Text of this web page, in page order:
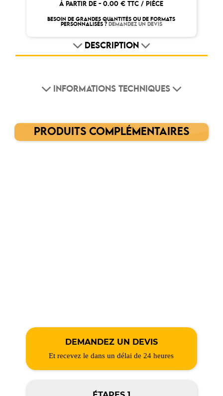
À PARTIR DE -0.00 € TTC / PIÈCE
BESOIN DE GRANDES QUANTITÉS OU DE FORMATS
PERSONNALISÉS ? DEMANDEZ UN DEVIS
DESCRIPTION
INFORMATIONS TECHNIQUES
PRODUITS COMPLÉMENTAIRES
DEMANDEZ UN DEVIS
Et recevez le dans un délai de 24 heures